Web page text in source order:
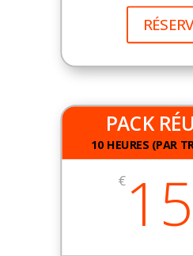
PACK
10 HEURES (PAR
€